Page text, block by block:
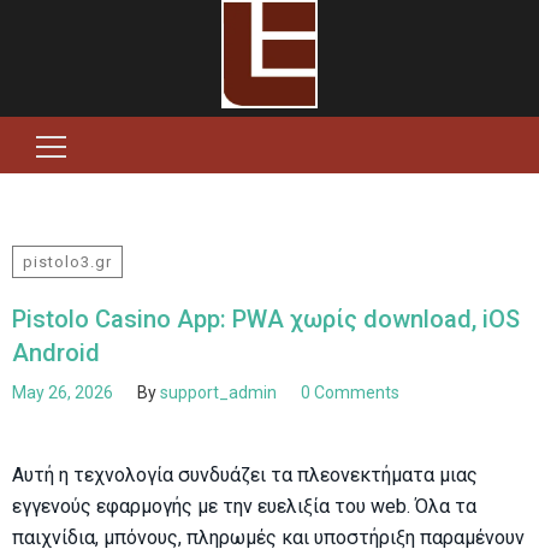
Search
pistolo3.gr
Pistolo Casino App: PWA χωρίς download, iOS
Android
May 26, 2026 Bysupport_admin 0 Comments
Αυτή η τεχνολογία συνδυάζει τα πλεονεκτήματα μιας
εγγενούς εφαρμογής με την ευελιξία του web. Όλα τα
παιχνίδια, μπόνους, πληρωμές και υποστήριξη παραμένουν